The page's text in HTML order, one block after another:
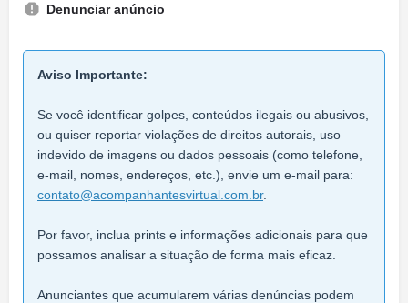
Denunciar anúncio
Aviso Importante:
Se você identificar golpes, conteúdos ilegais ou abusivos,
ou quiser reportar violações de direitos autorais, uso
indevido de imagens ou dados pessoais (como telefone,
e-mail, nomes, endereços, etc.), envie um e-mail para:
contato@acompanhantesvirtual.com.br.
Por favor, inclua prints e informações adicionais para que
possamos analisar a situação de forma mais eficaz.
Anunciantes que acumularem várias denúncias podem